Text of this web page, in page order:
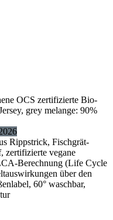
OCS zertifizierte Bio-
grey melange: 90%
Rippstrick, Fischgrät-
zertifizierte vegane
Berechnung (Life Cycle
über den
60° waschbar,